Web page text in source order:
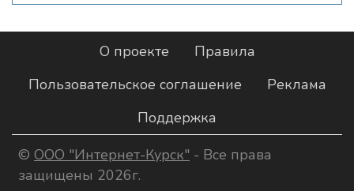
О проекте
Правила
Пользовательское соглашение
Реклама
Поддержка
© ООО "Интернет-Курск" - Все права
защищены 2026г.